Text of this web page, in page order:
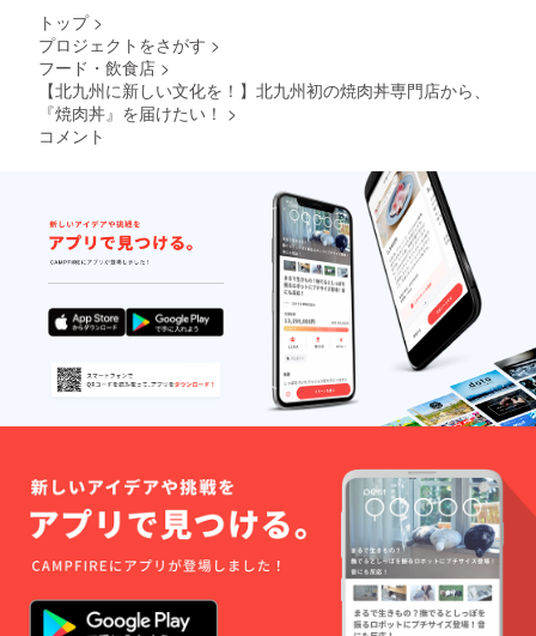
です。
＋ 【ク
グ限定T
シャ
ツ】 背
中にご
支援い
ただい
た方の
お名前
を印刷
したク
ラウド
ファン
ディン
グ限定T
をお送
りしま
す。 こ
のTシャ
ツを着
てご来
店で、
お会計
から5％
くださ
い！
焼肉丼
が食べ
放題で
す(カル
ビ丼・
ハラミ
丼・豚
カルビ
丼・セ
セリ丼
の4種)
・ご注
文可能
なサイ
『並』
と
『大』
です。
・受付
可能時
間は、
15時～
19時で
寄り添
い、全
いただ
きま
す。 是
非一緒
に、焼
肉丼専
門店で
名を轟
かせま
しょ
う！ ※
各種契
約書な
どの記
出店に
あたっ
ての細
かな打
ち合わ
せ等が
必要で
す。 ま
た、い
トップ >
プロジェクトをさがす >
フード・飲食店 >
【北九州に新しい文化を！】北九州初の焼肉丼専門店から、
『焼肉丼』を届けたい！ >
コメント